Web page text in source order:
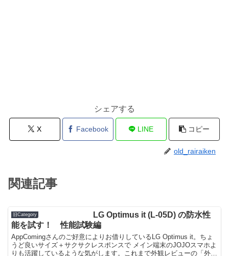
シェアする
X Facebook LINE コピー
old_rairaiken
関連記事
旧Category
LG Optimus it (L-05D) の防水性
能を試す！ 性能試験編
AppComingさんのご好意によりお借りしているLG Optimus it。ちょ
うど良いサイズ＋サクサクレスポンスで メイン端末のJOJOスマホよ
りも活躍しているような気がします。これまで外観レビューの「外観